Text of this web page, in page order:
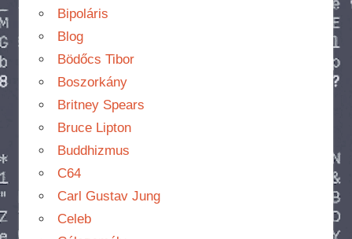
Bipoláris
Blog
Bödőcs Tibor
Boszorkány
Britney Spears
Bruce Lipton
Buddhizmus
C64
Carl Gustav Jung
Celeb